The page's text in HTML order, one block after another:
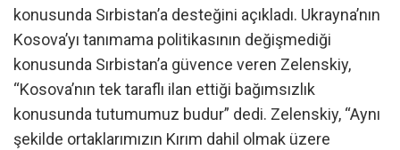
konusunda Sırbistan’a desteğini açıkladı. Ukrayna’nın
Kosova’yı tanımama politikasının değişmediği
konusunda Sırbistan’a güvence veren Zelenskiy,
“Kosova’nın tek taraflı ilan ettiği bağımsızlık
konusunda tutumumuz budur” dedi. Zelenskiy, “Aynı
şekilde ortaklarımızın Kırım dahil olmak üzere